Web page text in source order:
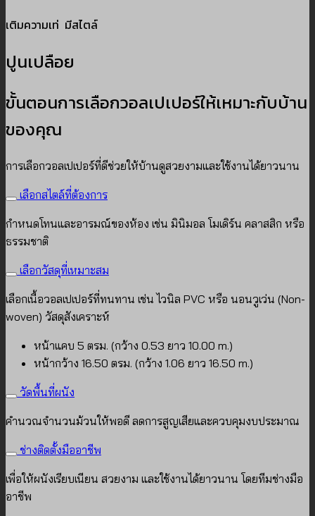
เติมความเท่ มีสไตล์
ปูนเปลือย
ขั้นตอนการเลือกวอลเปเปอร์ให้เหมาะกับบ้าน
ของคุณ
การเลือกวอลเปเปอร์ที่ดีช่วยให้บ้านดูสวยงามและใช้งานได้ยาวนาน
เลือกสไตล์ที่ต้องการ
กำหนดโทนและอารมณ์ของห้อง เช่น มินิมอล โมเดิร์น คลาสสิก หรือ
ธรรมชาติ
เลือกวัสดุที่เหมาะสม
เลือกเนื้อวอลเปเปอร์ที่ทนทาน เช่น ไวนิล PVC หรือ นอนวูเว่น (Non-
woven) วัสดุสังเคราะห์
หน้าแคบ 5 ตรม. (กว้าง 0.53 ยาว 10.00 m.)
หน้ากว้าง 16.50 ตรม. (กว้าง 1.06 ยาว 16.50 m.)
วัดพื้นที่ผนัง
คำนวณจำนวนม้วนให้พอดี ลดการสูญเสียและควบคุมงบประมาณ
ช่างติดตั้งมืออาชีพ
เพื่อให้ผนังเรียบเนียน สวยงาม และใช้งานได้ยาวนาน โดยทีมช่างมือ
อาชีพ